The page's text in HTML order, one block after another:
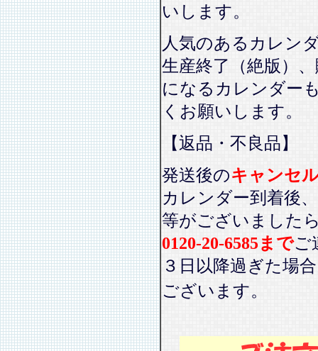
いします。
人気のあるカレン
生産終了（絶版）
になるカレンダー
くお願いします。
【返品・不良品】
発送後のキャンセ
カレンダー到着後、
等がございました
0120-20-6585までご
３日以降過ぎた場
ございます。